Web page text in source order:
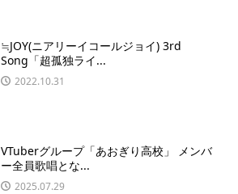
≒JOY(ニアリーイコールジョイ) 3rd
Song「超孤独ライ...
2022.10.31
VTuberグループ「あおぎり高校」 メンバ
ー全員歌唱とな...
2025.07.29